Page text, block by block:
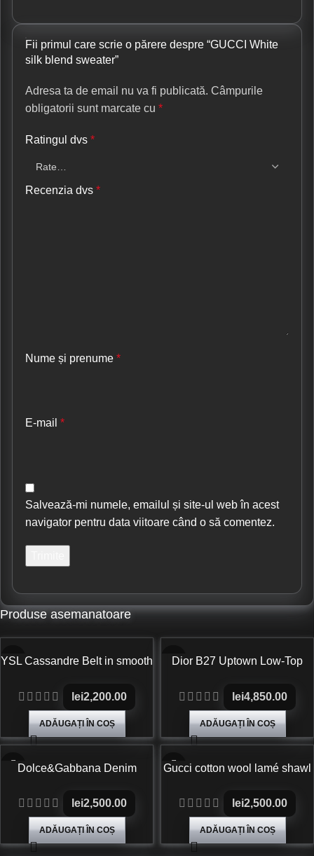
Fii primul care scrie o părere despre “GUCCI White
silk blend sweater”
Adresa ta de email nu va fi publicată. Câmpurile
obligatorii sunt marcate cu *
Ratingul dvs *
Recenzia dvs *
Nume și prenume *
E-mail *
Salvează-mi numele, emailul și site-ul web în acest
navigator pentru data viitoare când o să comentez.
Produse asemanatoare
YSL Cassandre Belt in smooth
lei2,200.00
ADĂUGAȚI ÎN COȘ
Dior B27 Uptown Low-Top
Smooth Calfskin
lei4,850.00
ADĂUGAȚI ÎN COȘ
Dolce&Gabbana Denim
lei2,500.00
ADĂUGAȚI ÎN COȘ
Gucci cotton wool lamé shawl
lei2,500.00
ADĂUGAȚI ÎN COȘ